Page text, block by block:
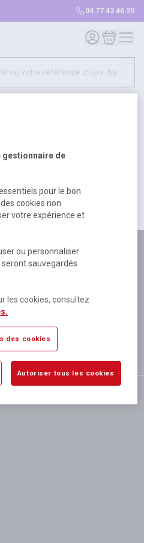
04 77 43 46 20
Mon compte
Mon
occasionée.
Retour à l'accueil
gestionnaire de
pour le bon
cookies non
votre expérience et
ou personnaliser
sauvegardés
les cookies, consultez
des cookies
Autoriser tous les cookies